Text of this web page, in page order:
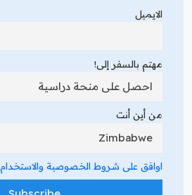
الايميل
مهتم بالسفر إلى!
من أين أنت
اوافق على شروط الخصوصية والاستخدام